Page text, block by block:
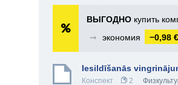
ВЫГОДНО купить
➞
экономия −0,98 €
Iesildīšanās
Конспект 2